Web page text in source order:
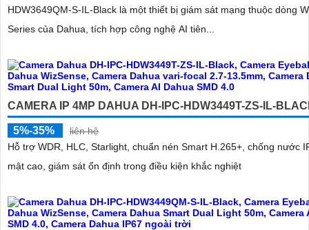
HDW3649QM-S-IL-Black là một thiết bị giám sát mạng thuộc dòng
Series của Dahua, tích hợp công nghệ AI tiên...
CAMERA IP 4MP DAHUA DH-IPC-HDW3449T-ZS-IL-
5%-35%
liên hệ
Hỗ trợ WDR, HLC, Starlight, chuẩn nén Smart H.265+, chống nước
mật cao, giám sát ổn định trong điều kiện khắc nghiệt